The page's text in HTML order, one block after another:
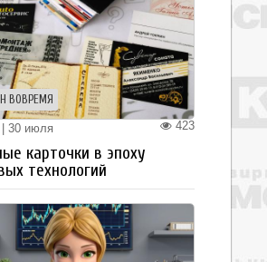
ВОВРЕМЯ
423
| 30 июля
карточки в эпоху
технологий